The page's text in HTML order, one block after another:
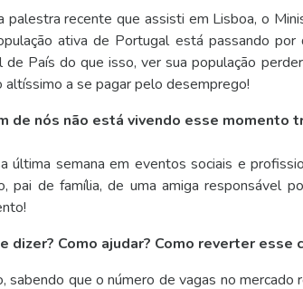
palestra recente que assisti em Lisboa, o
ativa de Portugal está passando
de País do que isso, ver sua população
altíssimo a se pagar pelo desemprego!
de nós não está vivendo esse momento
última semana em eventos sociais e
pai de família, de uma amiga responsável
dizer? Como ajudar? Como reverter esse
sabendo que o número de vagas no